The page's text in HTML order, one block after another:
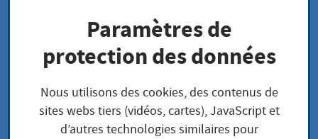
Page d'accueil
Actualités et appels d'offres
Événements
Paramètres de
protection des données
Nous utilisons des cookies, des contenus de
sites webs tiers (vidéos, cartes), JavaScript et
d’autres technologies similaires pour